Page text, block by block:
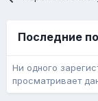
Последние
Ни одного
просматривает